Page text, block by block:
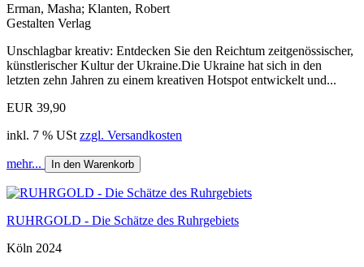
Erman, Masha; Klanten, Robert
Gestalten Verlag
Unschlagbar kreativ: Entdecken Sie den Reichtum zeitgenössischer,
künstlerischer Kultur der Ukraine.Die Ukraine hat sich in den
letzten zehn Jahren zu einem kreativen Hotspot entwickelt und...
EUR 39,90
inkl. 7 % USt zzgl. Versandkosten
mehr... In den Warenkorb
RUHRGOLD - Die Schätze des Ruhrgebiets
Köln 2024